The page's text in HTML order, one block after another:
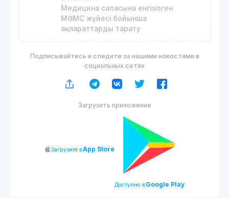
Медицина саласына енгізілген
МӘМС жүйесі бойынша
ақпараттарды тарату
Подписывайтесь и следите за нашими новостями в
социальных сетях
Загрузить приложение
Загрузите вApp Store
Доступно вGoogle Play